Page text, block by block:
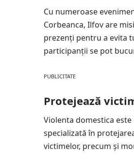
Cu numeroase
Corbeanca, Ilfov are
prezenți pentru a evita
participanții se pot
PUBLICITATE
Protejează
Violenta domestica
specializată în
victimelor, precum și